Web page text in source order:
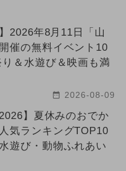
】2026年8月11日「山
催の無料イベント10
＆水遊び＆映画も満
2026-08-09
2026】夏休みのおでか
気ランキングTOP10
遊び・動物ふれあい